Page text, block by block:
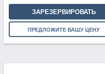
ЗАРЕЗЕРВИРОВАТЬ
ПРЕДЛОЖИТЕ ВАШУ ЦЕНУ